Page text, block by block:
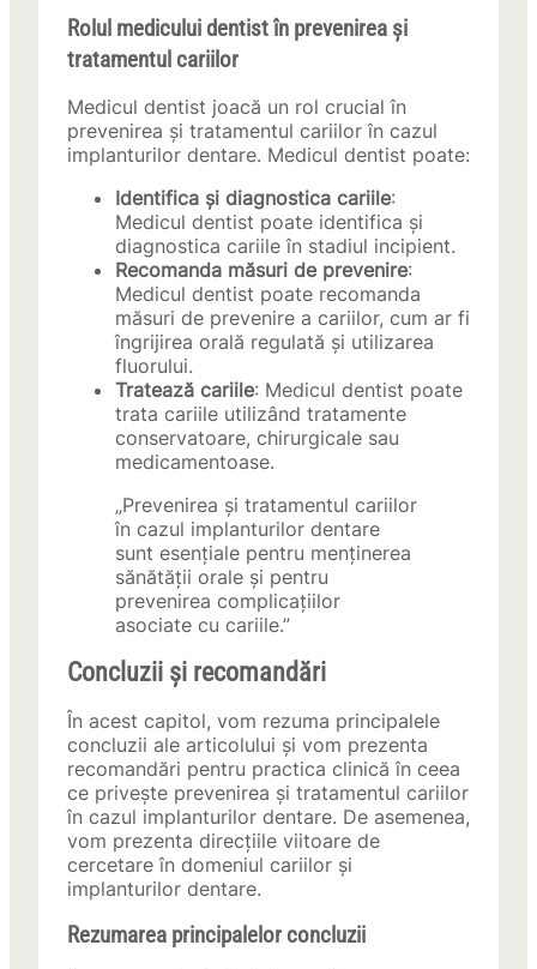
Rolul medicului dentist în prevenirea și
tratamentul cariilor
Medicul dentist joacă un rol crucial în
prevenirea și tratamentul cariilor în cazul
implanturilor dentare. Medicul dentist poate:
Identifica și diagnostica cariile:
Medicul dentist poate identifica și
diagnostica cariile în stadiul incipient.
Recomanda măsuri de prevenire:
Medicul dentist poate recomanda
măsuri de prevenire a cariilor, cum ar fi
îngrijirea orală regulată și utilizarea
fluorului.
Tratează cariile: Medicul dentist poate
trata cariile utilizând tratamente
conservatoare, chirurgicale sau
medicamentoase.
„Prevenirea și tratamentul cariilor
în cazul implanturilor dentare
sunt esențiale pentru menținerea
sănătății orale și pentru
prevenirea complicațiilor
asociate cu cariile.”
Concluzii și recomandări
În acest capitol, vom rezuma principalele
concluzii ale articolului și vom prezenta
recomandări pentru practica clinică în ceea
ce privește prevenirea și tratamentul cariilor
în cazul implanturilor dentare. De asemenea,
vom prezenta direcțiile viitoare de
cercetare în domeniul cariilor și
implanturilor dentare.
Rezumarea principalelor concluzii